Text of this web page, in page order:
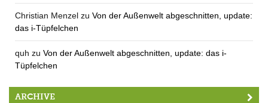
Christian Menzel zu Von der Außenwelt abgeschnitten, update:
das i-Tüpfelchen
quh zu Von der Außenwelt abgeschnitten, update: das i-
Tüpfelchen
ARCHIVE